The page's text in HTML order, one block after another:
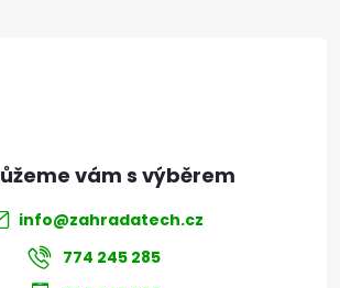
info@zahradatech.cz
774 245 285